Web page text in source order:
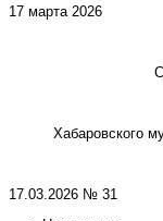
17 марта 2026
Хабаровского
17.03.2026 № 31